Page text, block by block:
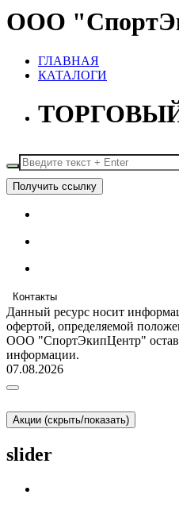
ООО
ГЛАВНАЯ
КАТАЛОГИ
Получить ссылку
Контакты
Данный ресурс носит
офертой, определяемой
ООО "СпортЭкипЦентр"
информации.
07.08.2026
Акции (скрыть/показать)
slider